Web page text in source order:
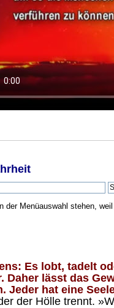
Menüauswahl stehen,
Es lobt, tadelt
Daher lässt das
Jeder hat eine
der Hölle trennt.